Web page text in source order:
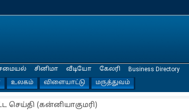
உலகம் விளையாட்டு மருத்துவம்
சினிமா வீடியோ கேலரி Business Directory
செய்தி (கன்னியாகுமரி)